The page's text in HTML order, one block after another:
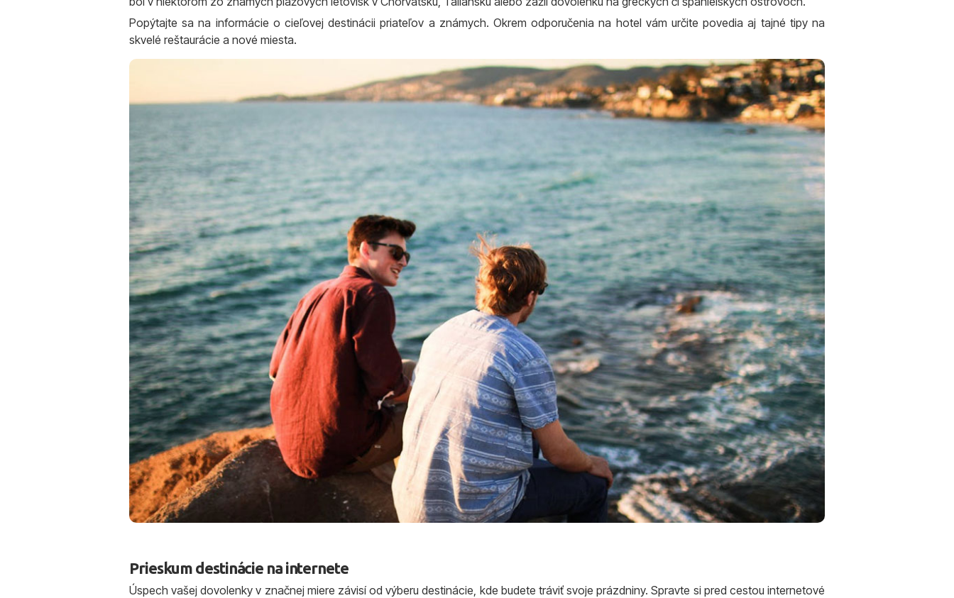
Popýtajte sa na informácie o cieľovej destinácii priateľov a známych. Okrem odporučenia na hotel vám určite povedia aj tajné tipy na
skvelé reštaurácie a nové miesta.
Prieskum destinácie na internete
Úspech vašej dovolenky v značnej miere závisí od výberu destinácie, kde budete tráviť svoje prázdniny. Spravte si pred cestou internetové